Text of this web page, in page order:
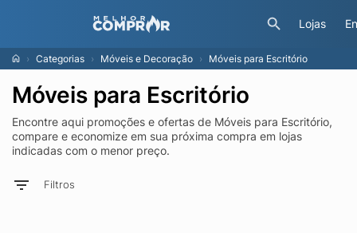
Lojas
Categorias Móveis e Decoração Móveis para Escritório
Móveis para Escritório
Encontre aqui promoções e ofertas de Móveis para Escritório,
compare e economize em sua próxima compra em lojas
indicadas com o menor preço.
Filtros